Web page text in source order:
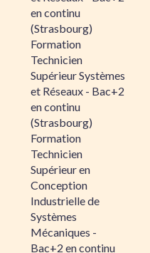
en continu
(Strasbourg)
Formation
Technicien
Supérieur Systèmes
et Réseaux - Bac+2
en continu
(Strasbourg)
Formation
Technicien
Supérieur en
Conception
Industrielle de
Systèmes
Mécaniques -
Bac+2 en continu